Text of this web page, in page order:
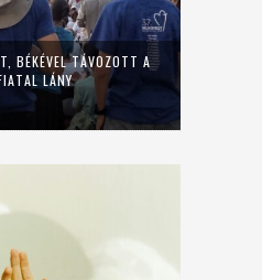
BÉKÉVEL TÁVOZOTT A
LÁNY